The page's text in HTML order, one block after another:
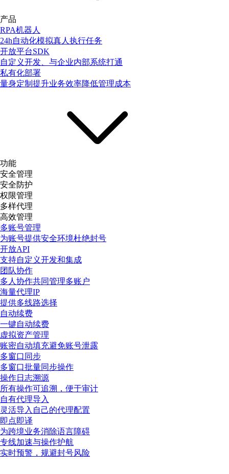
产品
RPA机器人
24h自动化模拟真人执行任务
开放平台SDK
自定义开发、与企业内部系统打通
私有化部署
量身定制提升业务效率降低管理成本
功能
安全管理
安全防护
权限管理
多样代理
高效管理
多账号管理
为账号提供安全环境杜绝封号
开放API
支持自定义开发和集成
团队协作
多人协作共同管理多账户
海量代理IP
提供多线路选择
自动续费
一键自动续费
虚拟资产管理
账密自动填充避免账号泄露
多窗口同步
多窗口批量同步操作
操作日志溯源
所有操作可追溯，便于审计
自有代理导入
灵活导入自己的代理配置
即点即译
为跨境业务消除语言障碍
专线加速与操作护航
实时预警，规避封号风险